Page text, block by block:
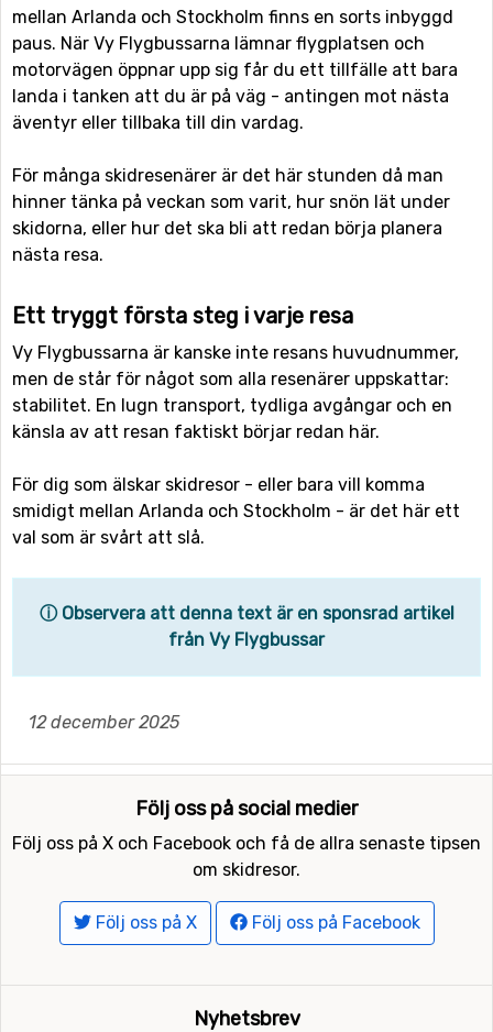
mellan Arlanda och Stockholm finns en sorts inbyggd
paus. När Vy Flygbussarna lämnar flygplatsen och
motorvägen öppnar upp sig får du ett tillfälle att bara
landa i tanken att du är på väg - antingen mot nästa
äventyr eller tillbaka till din vardag.
För många skidresenärer är det här stunden då man
hinner tänka på veckan som varit, hur snön lät under
skidorna, eller hur det ska bli att redan börja planera
nästa resa.
Ett tryggt första steg i varje resa
Vy Flygbussarna är kanske inte resans huvudnummer,
men de står för något som alla resenärer uppskattar:
stabilitet. En lugn transport, tydliga avgångar och en
känsla av att resan faktiskt börjar redan här.
För dig som älskar skidresor - eller bara vill komma
smidigt mellan Arlanda och Stockholm - är det här ett
val som är svårt att slå.
ⓘ Observera att denna text är en sponsrad artikel
från Vy Flygbussar
12 december 2025
Följ oss på social medier
Följ oss på X och Facebook och få de allra senaste tipsen
om skidresor.
Följ oss på X Följ oss på Facebook
Nyhetsbrev